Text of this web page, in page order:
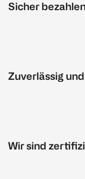
Sicher
Zuverlässig
Wir sind